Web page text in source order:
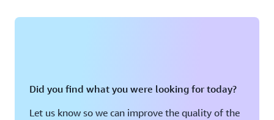
Did you find what you were looking for today?
Let us know so we can improve the quality of the